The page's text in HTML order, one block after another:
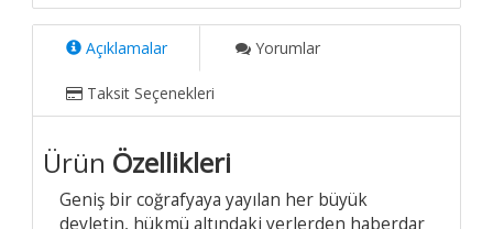
Açıklamalar Yorumlar
Taksit Seçenekleri
Ürün Özellikleri
Geniş bir coğrafyaya yayılan her büyük
devletin, hükmü altındaki yerlerden haberdar